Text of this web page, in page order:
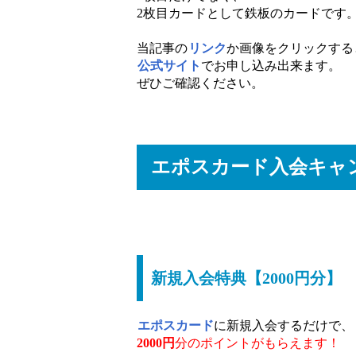
2枚目カードとして鉄板のカードです。
当記事の リンクか画像をクリックする
公式サイト でお申し込み出来ます。
ぜひご確認ください。
エポスカード入会キャ
新規入会特典【2000円分】
エポスカードに新規入会するだけで、
2000円分のポイントがもらえます！